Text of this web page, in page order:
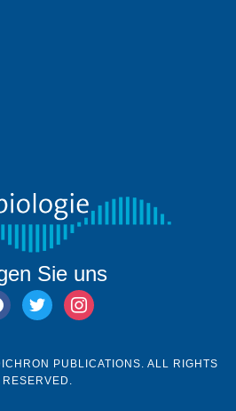
Sie uns
twitter instagram
PUBLICATIONS. ALL RIGHTS
RESERVED.